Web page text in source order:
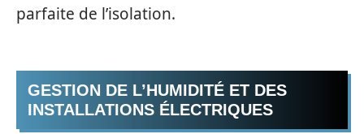
parfaite de l’isolation.
GESTION DE L’HUMIDITÉ ET DES
INSTALLATIONS ÉLECTRIQUES